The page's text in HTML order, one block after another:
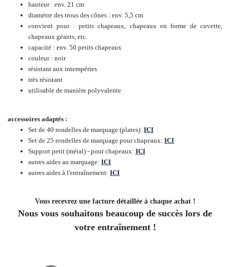
hauteur : env. 21 cm
diamètre des trous des cônes : env. 5,5 cm
convient pour : petits chapeaux, chapeaux en forme de cuvette,
chapeaux géants, etc.
capacité : env. 50 petits chapeaux
couleur : noir
résistant aux intempéries
très résistant
utilisable de manière polyvalente
accessoires adaptés :
Set de 40 rondelles de marquage (plates): ICI
Set de 25 rondelles de marquage pour chapeaux: ICI
Support petit (métal) - pour chapeaux: ICI
autres aides au marquage: ICI
autres aides à l'entraînement: ICI
Vous recevrez une facture détaillée à chaque achat !
Nous vous souhaitons beaucoup de succès lors de
votre entraînement !